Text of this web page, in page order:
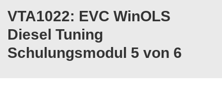
VTA1022: EVC WinOLS
Diesel Tuning
Schulungsmodul 5 von 6